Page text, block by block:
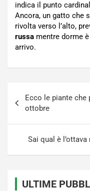
indica il punto
Ancora, un gatto che
rivolta verso l’alto,
russa mentre dorme
arrivo.
articoli
Ecco le piante
ottobre
Sai qual è
ULTIME